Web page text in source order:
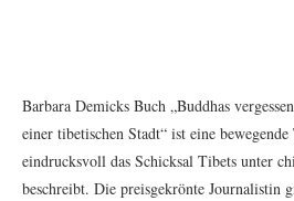
Barbara Demicks Buch „Buddhas
einer tibetischen Stadt“ ist eine
eindrucksvoll das Schicksal Tibets unter
beschreibt. Die preisgekrönte Journalistin